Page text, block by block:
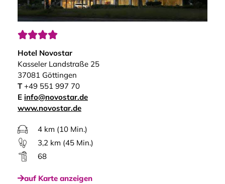

Hotel Novostar
Kasseler Landstraße 25
37081 Göttingen
T+49 551 997 70
E info@novostar.de
www.novostar.de
4 km (10 Min.)
3,2 km (45 Min.)
68
auf Karte anzeigen